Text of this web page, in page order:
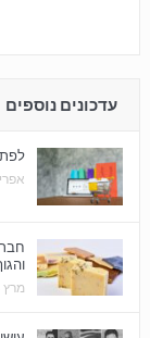
עדכונים נוספים
אפריל 24,
מרץ 24, 2021